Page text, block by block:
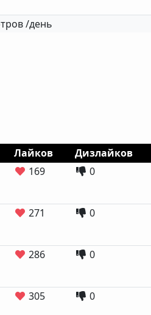
/день
Лайков Дизлайков
169 0
271 0
286 0
305 0